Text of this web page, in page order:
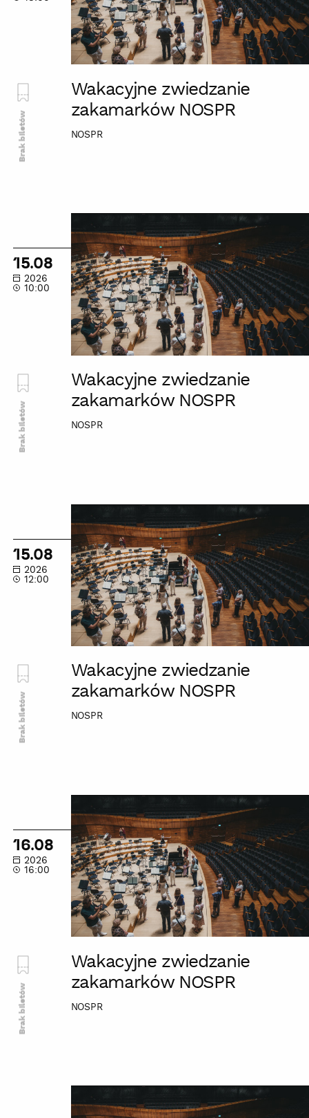
Wakacyjne zwiedzanie
zakamarków NOSPR
NOSPR
Brak biletów
zwiedzanie
zakamarków
NOSPR
15.08
2026
10:00
Wakacyjne zwiedzanie
zakamarków NOSPR
NOSPR
Brak biletów
zwiedzanie
zakamarków
NOSPR
15.08
2026
12:00
Wakacyjne zwiedzanie
zakamarków NOSPR
NOSPR
Brak biletów
zwiedzanie
zakamarków
NOSPR
16.08
2026
16:00
Wakacyjne zwiedzanie
zakamarków NOSPR
NOSPR
Brak biletów
zwiedzanie